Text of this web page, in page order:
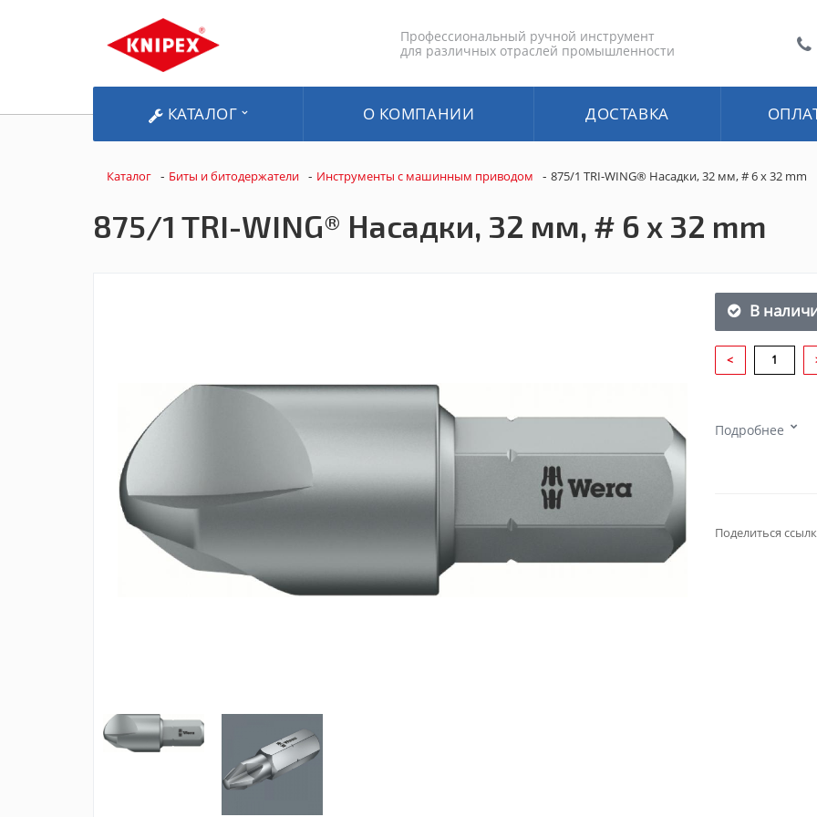
Профессиональный ручной инструмент
для различных отраслей промышленности
КАТАЛОГ О КОМПАНИИ ДОСТАВКА
Каталог - Биты и битодержатели - Инструменты с машинным приводом - 875/1 TRI-WING® Насадки, 32 мм, # 6 x 32 mm
875/1 TRI-WING® Насадки, 32 мм, # 6 x 32 mm
В
<
Подробнее
Поделиться